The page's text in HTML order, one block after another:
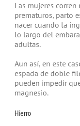
Las mujeres
prematuros, parto
nacer cuando la
lo largo del
adultas.
Aun así, en este
espada de doble
pueden impedir
magnesio.
Hierro